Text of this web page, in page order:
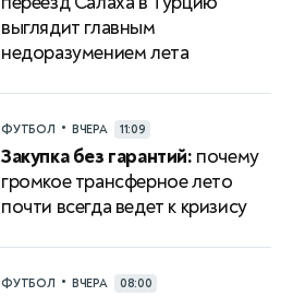
выглядит главным
недоразумением лета
ФУТБОЛ • ВЧЕРА 11:09
Закупка без гарантий: почему
громкое трансферное лето
почти всегда ведет к кризису
ФУТБОЛ • ВЧЕРА 08:00